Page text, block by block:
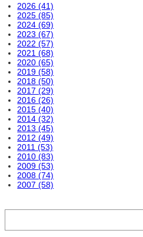
2026 (41)
2025 (85)
2024 (69)
2023 (67)
2022 (57)
2021 (68)
2020 (65)
2019 (58)
2018 (50)
2017 (29)
2016 (26)
2015 (40)
2014 (32)
2013 (45)
2012 (49)
2011 (53)
2010 (83)
2009 (53)
2008 (74)
2007 (58)